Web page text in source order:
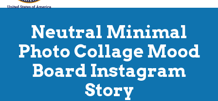
Neutral Minimal
Photo Collage Mood
Board Instagram
Story